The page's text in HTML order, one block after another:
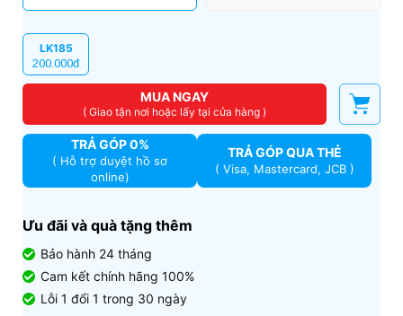
LK185
200.000đ
MUA NGAY
( Giao tận nơi hoặc lấy tại cửa hàng )
TRẢ GÓP 0%
( Hỗ trợ duyệt hồ sơ
online)
TRẢ GÓP QUA THẺ
( Visa, Mastercard, JCB )
Ưu đãi và quà tặng thêm
Bảo hành 24 tháng
Cam kết chính hãng 100%
Lỗi 1 đổi 1 trong 30 ngày